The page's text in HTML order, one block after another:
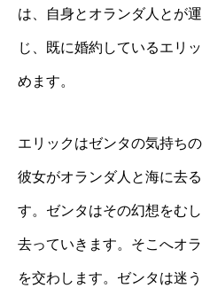
は、自身とオランダ人とが
じ、既に婚約しているエリ
めます。
エリックはゼンタの気持ち
彼女がオランダ人と海に去
す。ゼンタはその幻想をむ
去っていきます。そこへオ
を交わします。ゼンタは迷